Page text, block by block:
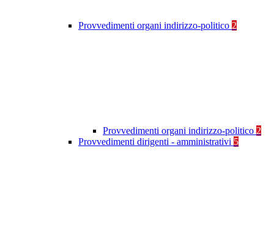
Provvedimenti organi indirizzo-politico 2
Provvedimenti organi indirizzo-politico 2
Provvedimenti dirigenti - amministrativi 5